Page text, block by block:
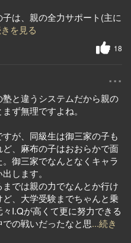
は、親の全力サポート(主に
を見る
18
...
と違うシステムだから親の
ず無理ですよね。
が、同級生は御三家の子も
、麻布の子はおおらかで面
御三家でなんとなくキャラ
します。
では親の力でなんとか行け
ど、大学受験までちゃんと乗
I.Qが高くて更に努力できる
の戦いだったなと思...続き